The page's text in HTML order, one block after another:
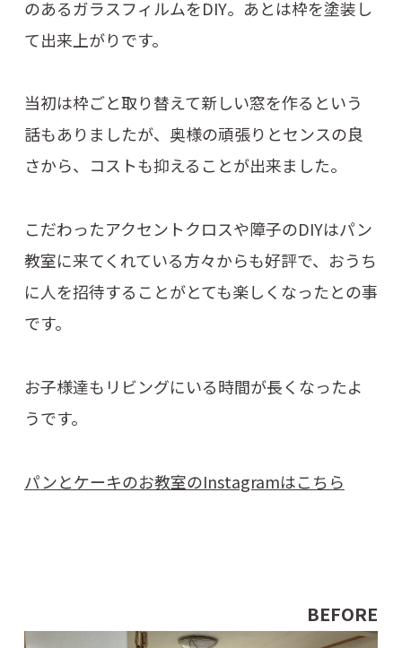
のあるガラスフィルムをDIY。あとは枠を塗装し
て出来上がりです。
当初は枠ごと取り替えて新しい窓を作るという
話もありましたが、奥様の頑張りとセンスの良
さから、コストも抑えることが出来ました。
こだわったアクセントクロスや障子のDIYはパン
教室に来てくれている方々からも好評で、おうち
に人を招待することがとても楽しくなったとの事
です。
お子様達もリビングにいる時間が長くなったよ
うです。
パンとケーキのお教室のInstagramはこちら
BEFORE